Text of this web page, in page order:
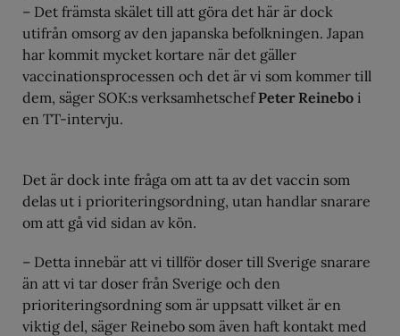
– Det främsta skälet till att göra det här är dock
utifrån omsorg av den japanska befolkningen. Japan
har kommit mycket kortare när det gäller
vaccinationsprocessen och det är vi som kommer till
dem, säger SOK:s verksamhetschef Peter Reinebo i
en TT-intervju.
Det är dock inte fråga om att ta av det vaccin som
delas ut i prioriteringsordning, utan handlar snarare
om att gå vid sidan av kön.
– Detta innebär att vi tillför doser till Sverige snarare
än att vi tar doser från Sverige och den
prioriteringsordning som är uppsatt vilket är en
viktig del, säger Reinebo som även haft kontakt med